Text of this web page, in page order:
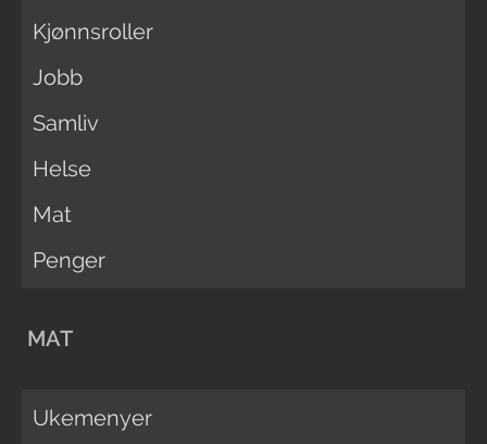
Kjønnsroller
Jobb
Samliv
Helse
Mat
Penger
MAT
Ukemenyer